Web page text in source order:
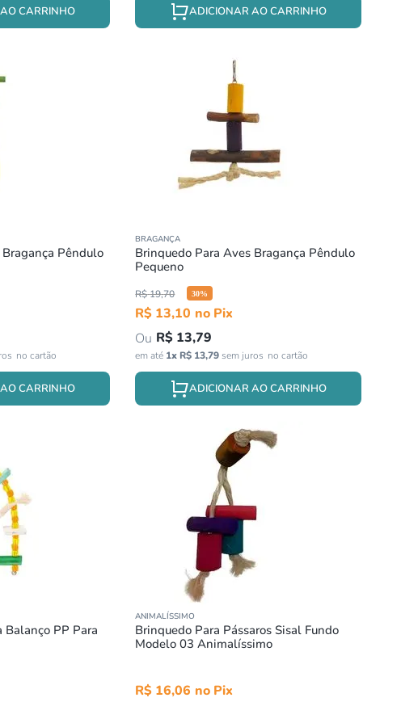
CARRINHO ADICIONAR AO CARRINHO
Pêndulo
CARRINHO
BRAGANÇA
Brinquedo Para Aves Bragança Pêndulo
Pequeno
R$19,70 30%
R$ 13,10
R$ 13,79
em até 1x R$ 13,79sem juros
ADICIONAR AO CARRINHO
Balanço PP Para
ANIMALÍSSIMO
Brinquedo Para Pássaros Sisal Fundo
Modelo 03 Animalíssimo
R$ 16,06